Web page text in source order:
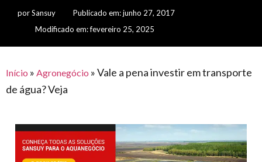
materiais
gratuitos
eventos
soluções
para
agronegócio
toldos
comunicação
visual
construção
civil
mercado
automotivo
Transporte
e logística
armazenagem
lonas
de
caminhoneiro
porSansuy Publicado em:junho 27, 2017
Modificado em: fevereiro 25, 2025
Início » Agronegócio »Vale a pena investir em transporte
de água? Veja